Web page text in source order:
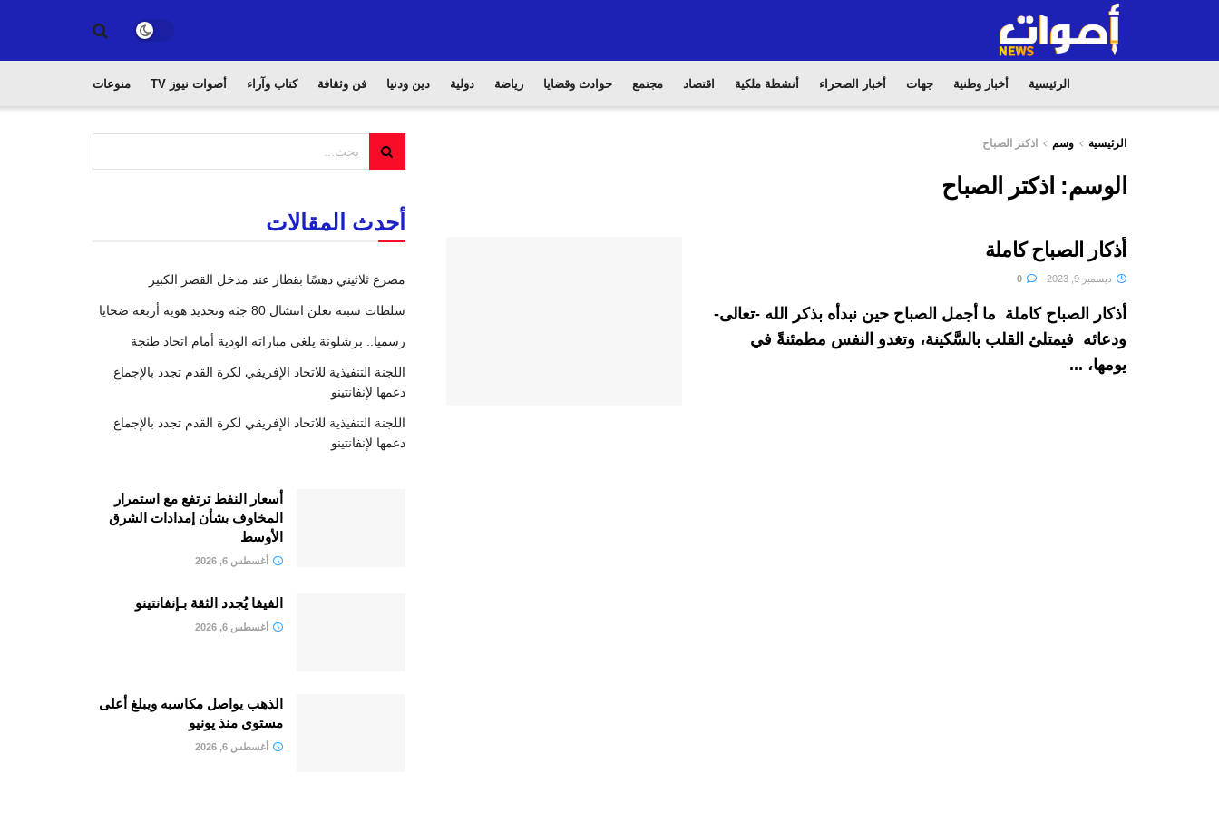
الرئيسية أخبار وطنية جهات أخبار الصحراء أنشطة ملكية اقتصاد مجتمع حوادث وقضايا رياضة دولية دين ودنيا فن وثقافة كتاب وآراء أصوات نيوز TV منوعات
الرئيسية وسم اذكتر الصباح
الوسم: اذكتر الصباح
أذكار الصباح كاملة
ديسمبر 9, 2023
أذكار الصباح كاملة ما أجمل الصباح حين نبدأه بذكر الله -تعالى-
ودعائه فيمتلئ القلب بالسَّكينة، وتغدو النفس مطمئنةً في
يومها، ...
أحدث المقالات
مصرع ثلاثيني دهسًا بقطار عند مدخل القصر الكبير
سلطات سبتة تعلن انتشال 80 جثة وتحديد هوية أربعة ضحايا
رسميا.. برشلونة يلغي مباراته الودية أمام اتحاد طنجة
اللجنة التنفيذية للاتحاد الإفريقي لكرة القدم تجدد بالإجماع
دعمها لإنفانتينو
اللجنة التنفيذية للاتحاد الإفريقي لكرة القدم تجدد بالإجماع
دعمها لإنفانتينو
أسعار النفط ترتفع مع استمرار
المخاوف بشأن إمدادات الشرق
الأوسط
أغسطس 6, 2026
الفيفا يُجدد الثقة بـإنفانتينو
أغسطس 6, 2026
الذهب يواصل مكاسبه ويبلغ أعلى
مستوى منذ يونيو
أغسطس 6, 2026